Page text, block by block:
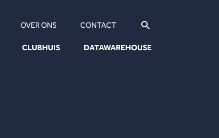
CLUBHUIS DATAWAREHOUSE
OVER ONS CONTACT